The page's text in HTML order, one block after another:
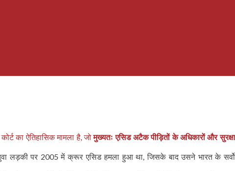
का ऐतिहासिक मामला है, जोमुख्यतः एसिड अटैक पीड़ितों के अधिकारों और
लड़की पर 2005 में क्रूर एसिड हमला हुआ था, जिसके बाद उसने भारत के